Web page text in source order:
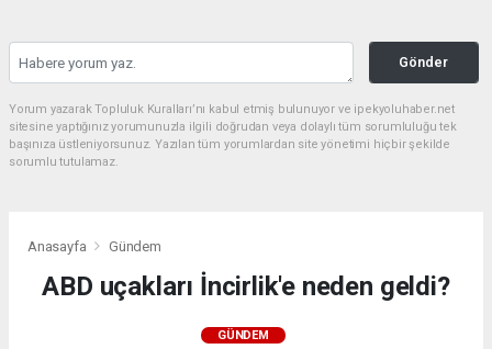
Gönder
Yorum yazarak Topluluk Kuralları’nı kabul etmiş bulunuyor ve ipekyoluhaber.net
sitesine yaptığınız yorumunuzla ilgili doğrudan veya dolaylı tüm sorumluluğu tek
başınıza üstleniyorsunuz. Yazılan tüm yorumlardan site yönetimi hiçbir şekilde
sorumlu tutulamaz.
Anasayfa Gündem
ABD uçakları İncirlik'e neden geldi?
GÜNDEM